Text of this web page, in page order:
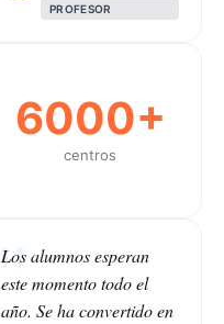
PROFESOR
6000+
centros
Los alumnos esperan
este momento todo el
año. Se ha convertido en